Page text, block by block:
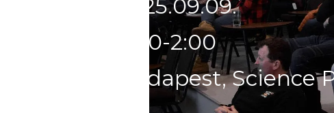
2025.09.09.
2:00-2:00
Budapest, Science